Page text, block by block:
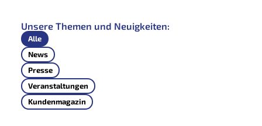
Unsere Themen und Neuigkeiten:
News
Presse
Veranstaltungen
Alle
Kundenmagazin